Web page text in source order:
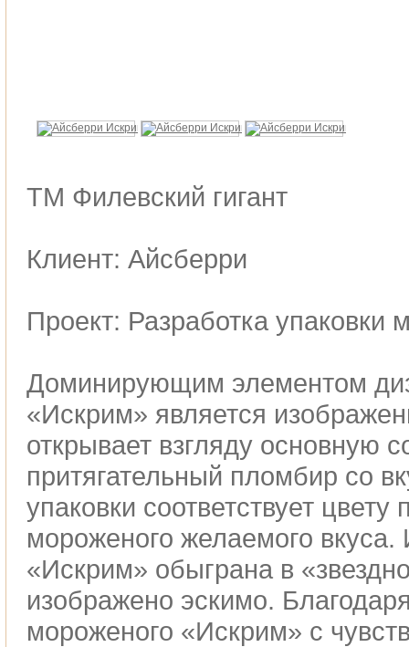
ТМ Филевский гигант
Клиент: Айсберри
Проект: Разработка упаковки
Доминирующим элементом
«Искрим» является
открывает взгляду основную
притягательный пломбир со
упаковки соответствует
мороженого желаемого
«Искрим» обыграна в
изображено эскимо.
мороженого «Искрим» с